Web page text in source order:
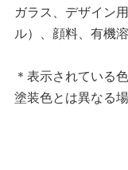
ガラス、デザイン
ル）、顔料、有機
＊表示されている
塗装色とは異なる